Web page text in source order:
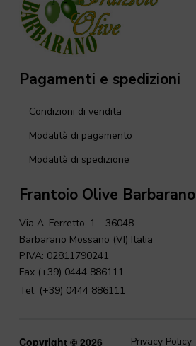
Pagamenti e spedizioni
Condizioni di vendita
Modalità di pagamento
Modalità di spedizione
Frantoio Olive Barbarano
Via A. Ferretto, 1 - 36048
Barbarano Mossano (VI) Italia
P.IVA: 02811790241
Fax (+39) 0444 886111
Tel. (+39) 0444 886111
Copyright © 2026 Privacy Policy